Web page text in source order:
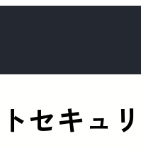
セキュ